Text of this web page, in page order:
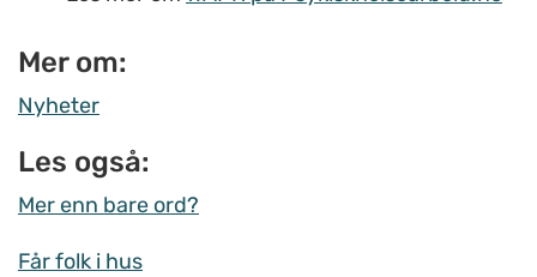
Mer om:
Nyheter
Les også:
Mer enn bare ord?
Får folk i hus